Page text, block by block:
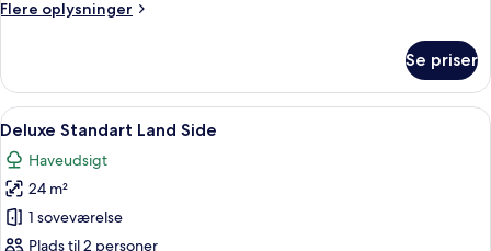
Flere oplysninger
Flere
Se priser
Indlæs
alle
billeder
af
Deluxe
Standart
Et hotelværelse med seng,
3
Deluxe Standart Land Side
Haveudsigt
24 m²
1 soveværelse
Plads til 2 personer